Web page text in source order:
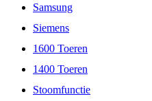
Samsung
Siemens
1600 Toeren
1400 Toeren
Stoomfunctie